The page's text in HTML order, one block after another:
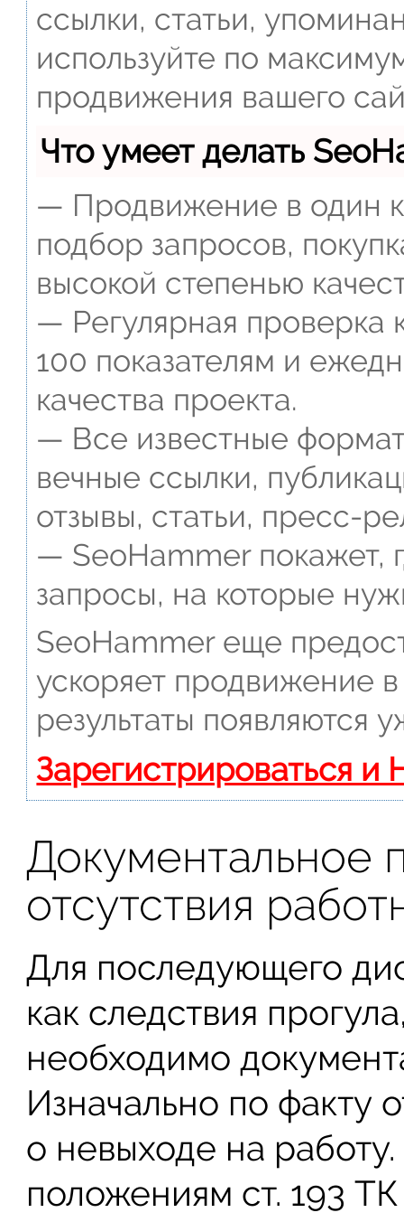
ссылки, статьи,
используйте по
продвижения вашего
Что умеет делать
— Продвижение в один
подбор запросов,
высокой степенью
— Регулярная проверка
100 показателям и
качества проекта.
— Все известные
вечные ссылки,
отзывы, статьи, пресс-
— SeoHammer покажет,
запросы, на которые
SeoHammer еще
ускоряет продвижение
результаты появляются
Зарегистрироваться и
Документальное
отсутствия
Для последующего
как следствия
необходимо
Изначально по факту
о невыходе на
положениям ст. 193